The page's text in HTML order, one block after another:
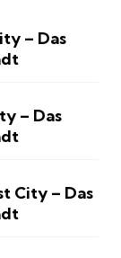
– Das
– Das
City – Das